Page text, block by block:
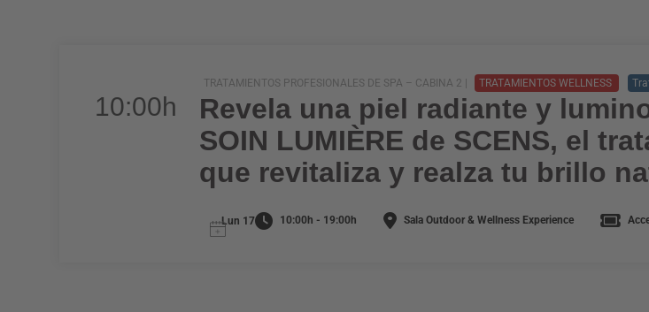
10:00h
TRATAMIENTOS PROFESIONALES DE SPA – CABINA 2 | TRATAMIENTOS WELLNESS
Revela una piel radiante y
SOIN LUMIÈRE de SCENS, el
que revitaliza y realza tu brillo
Lun 17 10:00h - 19:00h Sala Outdoor & Wellness Experience